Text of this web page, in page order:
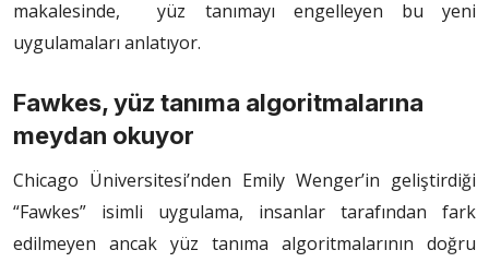
makalesinde, yüz tanımayı engelleyen bu yeni
uygulamaları anlatıyor.
Fawkes, yüz tanıma algoritmalarına
meydan okuyor
Chicago Üniversitesi’nden Emily Wenger’in geliştirdiği
“Fawkes” isimli uygulama, insanlar tarafından fark
edilmeyen ancak yüz tanıma algoritmalarının doğru